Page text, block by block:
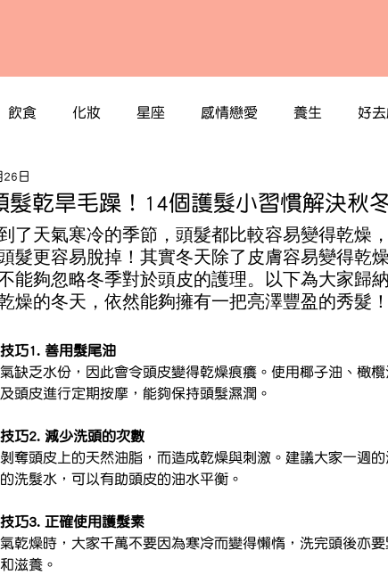
飲食 化妝 星座 感情戀愛 養生 好
髮乾旱毛躁！14個護髮小習慣解決秋
26日
了天氣寒冷的季節，頭髮都比較容易變得乾燥
髮更容易脫掉！其實冬天除了皮膚容易變得乾
能夠忽略冬季對於頭皮的護理。以下為大家歸
燥的冬天，依然能夠擁有一把亮澤豐盈的秀髮！
巧1. 善用髮尾油
缺乏水份，因此會令頭皮變得乾燥痕癢。使用椰子油、橄
頭皮進行定期按摩，能夠保持頭髮濕潤。
巧2. 減少洗頭的次數
奪頭皮上的天然油脂，而造成乾燥與刺激。建議大家一週
洗髮水，可以有助頭皮的油水平衡。
巧3. 正確使用護髮素
乾燥時，大家千萬不要因為寒冷而變得懶惰，洗完頭後亦
滋養。